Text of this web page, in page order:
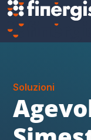
Soluzioni